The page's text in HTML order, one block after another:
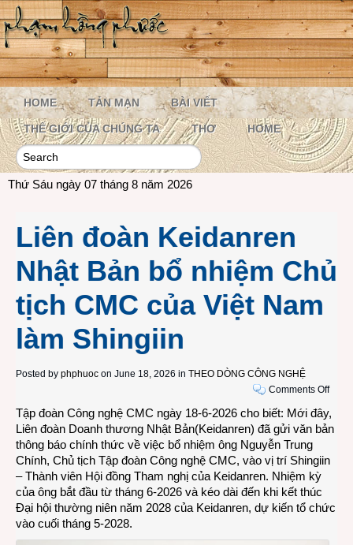
HOME TẢN MẠN BÀI VIẾT
THẾ GIỚI CỦA CHÚNG TA THƠ HOME
Thứ Sáu ngày 07 tháng 8 năm 2026
Liên đoàn Keidanren
Nhật Bản bổ nhiệm Chủ
tịch CMC của Việt Nam
làm Shingiin
Posted by phphuoc on June 18, 2026 in THEO DÒNG CÔNG NGHỆ
Comments Offon
đoàn
Bản
Chủ
Tập đoàn Công nghệ CMC ngày 18-6-2026 cho biết: Mới đây,
Liên đoàn Doanh thương Nhật Bản(Keidanren) đã gửi văn bản
thông báo chính thức về việc bổ nhiệm ông Nguyễn Trung
Chính, Chủ tịch Tập đoàn Công nghệ CMC, vào vị trí Shingiin
– Thành viên Hội đồng Tham nghị của Keidanren. Nhiệm kỳ
của ông bắt đầu từ tháng 6-2026 và kéo dài đến khi kết thúc
Đại hội thường niên năm 2028 của Keidanren, dự kiến tổ chức
vào cuối tháng 5-2028.